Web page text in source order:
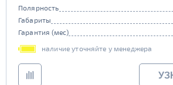
Полярность
Габариты
Гарантия (мес)
наличие уточняйте у менеджера